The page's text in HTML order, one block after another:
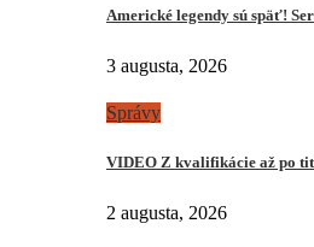
Americké legendy sú späť!
3 augusta, 2026
Správy
VIDEO Z kvalifikácie až po
2 augusta, 2026